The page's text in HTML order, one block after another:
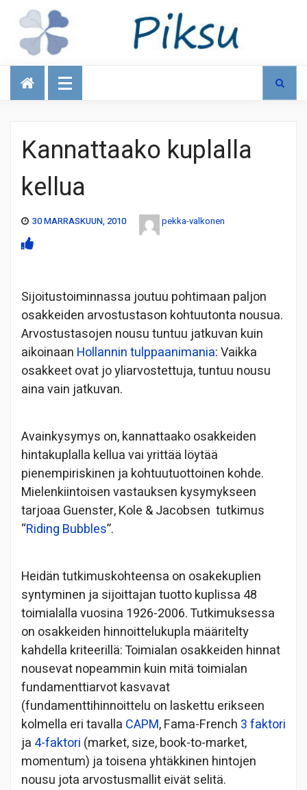
Talous
Kannattaako kuplalla
kellua
30 MARRASKUUN, 2010 pekka-valkonen
Sijoitustoiminnassa joutuu pohtimaan paljon
osakkeiden arvostustason kohtuutonta nousua.
Arvostustasojen nousu tuntuu jatkuvan kuin
aikoinaan Hollannin tulppaanimania: Vaikka
osakkeet ovat jo yliarvostettuja, tuntuu nousu
aina vain jatkuvan.
Avainkysymys on, kannattaako osakkeiden
hintakuplalla kellua vai yrittää löytää
pienempiriskinen ja kohtuutuottoinen kohde.
Mielenkiintoisen vastauksen kysymykseen
tarjoaa Guenster, Kole & Jacobsen tutkimus
“Riding Bubbles”.
Heidän tutkimuskohteensa on osakekuplien
syntyminen ja sijoittajan tuotto kuplissa 48
toimialalla vuosina 1926-2006. Tutkimuksessa
on osakkeiden hinnoittelukupla määritelty
kahdella kriteerillä: Toimialan osakkeiden hinnat
nousevat nopeammin kuin mitä toimialan
fundamenttiarvot kasvavat
(fundamenttihinnoittelu on laskettu erikseen
kolmella eri tavalla CAPM, Fama-French 3 faktori
ja 4-faktori (market, size, book-to-market,
momentum) ja toisena yhtäkkinen hintojen
nousu jota arvostusmallit eivät selitä.